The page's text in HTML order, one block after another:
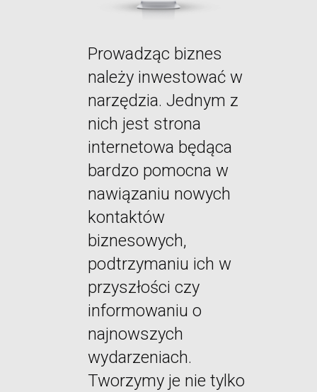
Prowadząc biznes
należy inwestować w
narzędzia. Jednym z
nich jest strona
internetowa będąca
bardzo pomocna w
nawiązaniu nowych
kontaktów
biznesowych,
podtrzymaniu ich w
przyszłości czy
informowaniu o
najnowszych
wydarzeniach.
Tworzymy je nie tylko